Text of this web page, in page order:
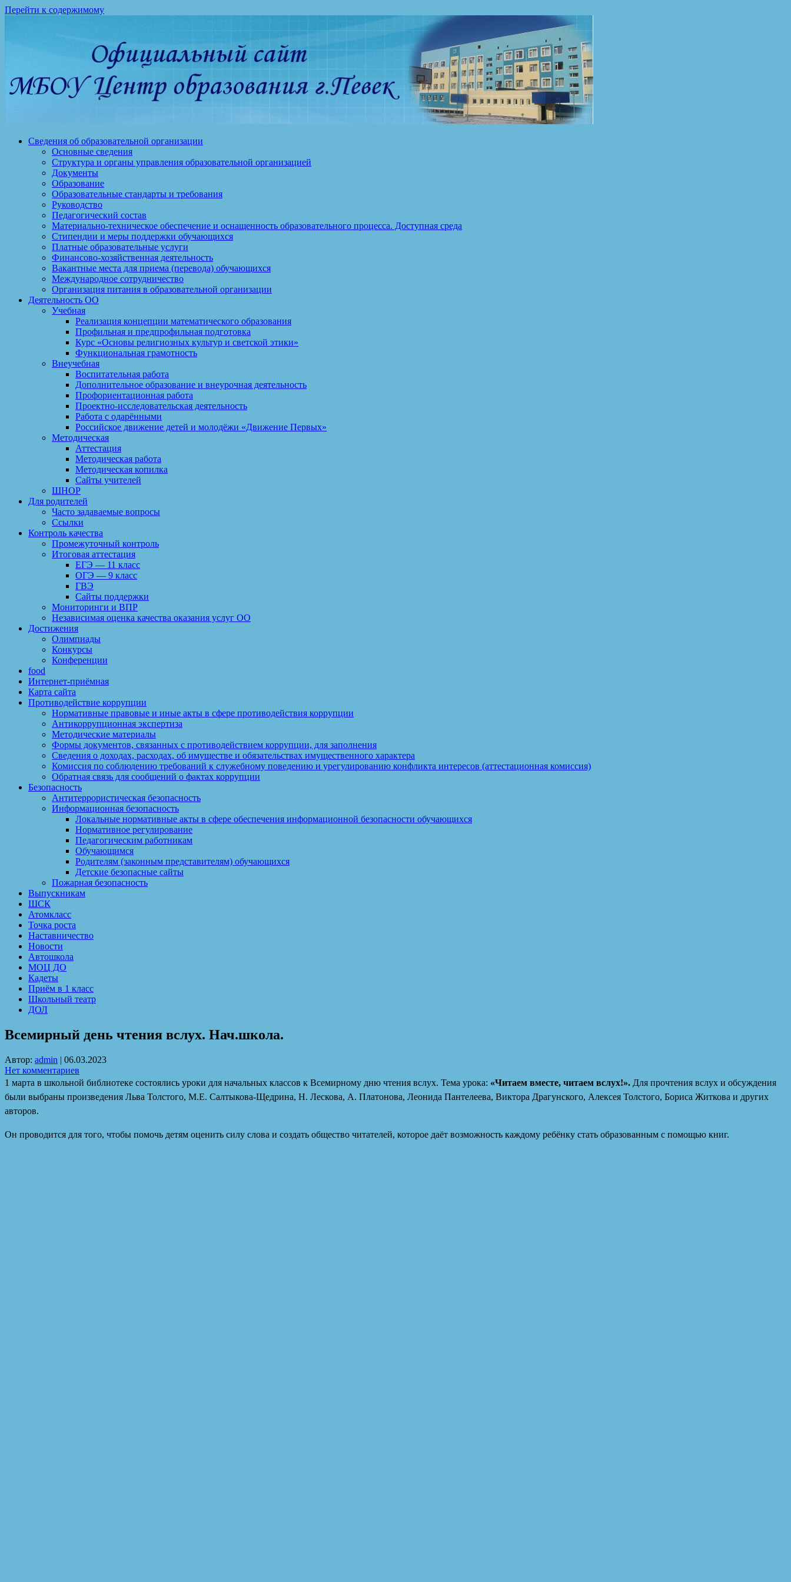
Перейти к содержимому
Сведения об образовательной организации
Основные сведения
Структура и органы управления образовательной организацией
Документы
Образование
Образовательные стандарты и требования
Руководство
Педагогический состав
Материально-техническое обеспечение и оснащенность образовательного процесса. Доступная среда
Стипендии и меры поддержки обучающихся
Платные образовательные услуги
Финансово-хозяйственная деятельность
Вакантные места для приема (перевода) обучающихся
Международное сотрудничество
Организация питания в образовательной организации
Деятельность ОО
Учебная
Реализация концепции математического образования
Профильная и предпрофильная подготовка
Курс «Основы религиозных культур и светской этики»
Функциональная грамотность
Внеучебная
Воспитательная работа
Дополнительное образование и внеурочная деятельность
Профориентационная работа
Проектно-исследовательская деятельность
Работа с одарёнными
Российское движение детей и молодёжи «Движение Первых»
Методическая
Аттестация
Методическая работа
Методическая копилка
Сайты учителей
ШНОР
Для родителей
Часто задаваемые вопросы
Ссылки
Контроль качества
Промежуточный контроль
Итоговая аттестация
ЕГЭ — 11 класс
ОГЭ — 9 класс
ГВЭ
Сайты поддержки
Мониторинги и ВПР
Независимая оценка качества оказания услуг ОО
Достижения
Олимпиады
Конкурсы
Конференции
food
Интернет-приёмная
Карта сайта
Противодействие коррупции
Нормативные правовые и иные акты в сфере противодействия коррупции
Антикоррупционная экспертиза
Методические материалы
Формы документов, связанных с противодействием коррупции, для заполнения
Сведения о доходах, расходах, об имуществе и обязательствах имущественного характера
Комиссия по соблюдению требований к служебному поведению и урегулированию конфликта интересов (аттестационная комиссия)
Обратная связь для сообщений о фактах коррупции
Безопасность
Антитеррористическая безопасность
Информационная безопасность
Локальные нормативные акты в сфере обеспечения информационной безопасности обучающихся
Нормативное регулирование
Педагогическим работникам
Обучающимся
Родителям (законным представителям) обучающихся
Детские безопасные сайты
Пожарная безопасность
Выпускникам
ШСК
Атомкласс
Точка роста
Наставничество
Новости
Автошкола
МОЦ ДО
Кадеты
Приём в 1 класс
Школьный театр
ДОЛ
Всемирный день чтения вслух. Нач.школа.
Автор: admin | 06.03.2023
Нет комментариев
1 марта в школьной библиотеке состоялись уроки для начальных классов к Всемирному дню чтения вслух. Тема урока: «Читаем вместе, читаем вслух!». Для прочтения вслух и обсуждения
были выбраны произведения Льва Толстого, М.Е. Салтыкова-Щедрина, Н. Лескова, А. Платонова, Леонида Пантелеева, Виктора Драгунского, Алексея Толстого, Бориса Житкова и других
авторов.
Он проводится для того, чтобы помочь детям оценить силу слова и создать общество читателей, которое даёт возможность каждому ребёнку стать образованным с помощью книг.